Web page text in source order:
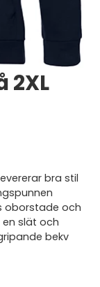
2XL
bra stil
oborstade och
slät och
bekv